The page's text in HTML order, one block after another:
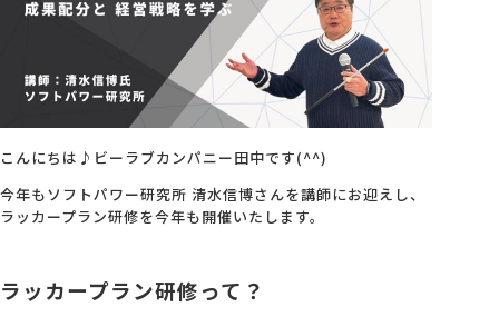
最新ブログ
会社概要
アクセス
採用情報
お問い合わせ
こんにちは♪ビーラブカンパニー田中です(^^)
今年もソフトパワー研究所 清水信博さんを講師にお迎えし、
ラッカープラン研修を今年も開催いたします。
ラッカープラン研修って？